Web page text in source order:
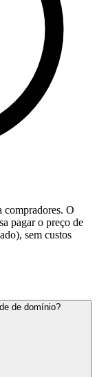
compradores. O
pagar o preço de
sem custos
de domínio?